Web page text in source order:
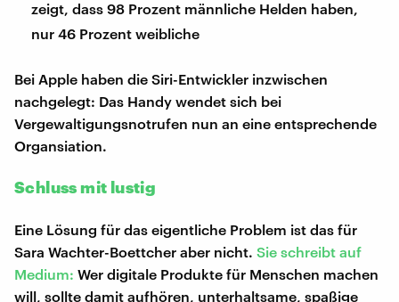
zeigt, dass 98 Prozent männliche Helden haben,
nur 46 Prozent weibliche
Bei Apple haben die Siri-Entwickler inzwischen
nachgelegt: Das Handy wendet sich bei
Vergewaltigungsnotrufen nun an eine entsprechende
Organsiation.
Schluss mit lustig
Eine Lösung für das eigentliche Problem ist das für
Sara Wachter-Boettcher aber nicht. Sie schreibt auf
Medium: Wer digitale Produkte für Menschen machen
will, sollte damit aufhören, unterhaltsame, spaßige